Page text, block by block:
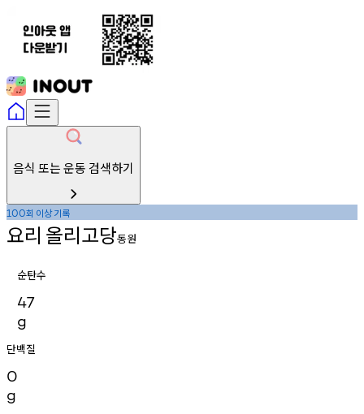
음식 또는 운동 검색하기
100회 이상기록
요리 올리고당동원
순탄수
47
g
단백질
0
g